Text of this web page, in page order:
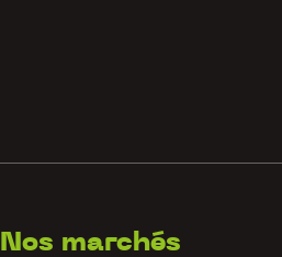
Nos marchés